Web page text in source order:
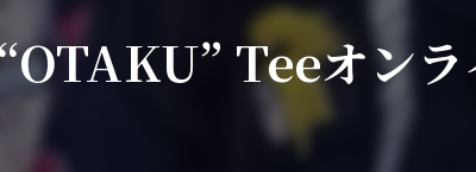
“OTAKU” Teeオン